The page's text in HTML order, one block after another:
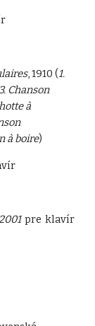
, 1910 (1.
Chanson
à
à boire)
pre klavír